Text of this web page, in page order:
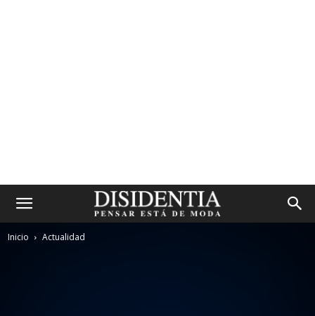
Inicio Actualidad